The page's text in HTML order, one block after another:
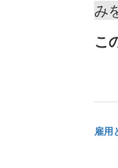
み
こ
雇用